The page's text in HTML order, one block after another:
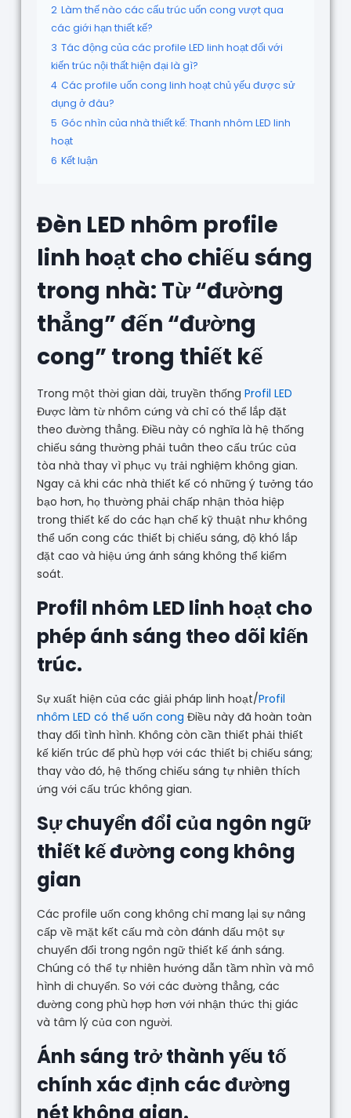
2 Làm thế nào các cấu trúc uốn cong vượt qua
các giới hạn thiết kế?
3 Tác động của các profile LED linh hoạt đối với
kiến trúc nội thất hiện đại là gì?
4 Các profile uốn cong linh hoạt chủ yếu được sử
dụng ở đâu?
5 Góc nhìn của nhà thiết kế: Thanh nhôm LED linh
hoạt
6 Kết luận
Đèn LED nhôm profile
linh hoạt cho chiếu sáng
trong nhà: Từ “đường
thẳng” đến “đường
cong” trong thiết kế
Trong một thời gian dài, truyền thống Profil LED
Được làm từ nhôm cứng và chỉ có thể lắp đặt
theo đường thẳng. Điều này có nghĩa là hệ thống
chiếu sáng thường phải tuân theo cấu trúc của
tòa nhà thay vì phục vụ trải nghiệm không gian.
Ngay cả khi các nhà thiết kế có những ý tưởng táo
bạo hơn, họ thường phải chấp nhận thỏa hiệp
trong thiết kế do các hạn chế kỹ thuật như không
thể uốn cong các thiết bị chiếu sáng, độ khó lắp
đặt cao và hiệu ứng ánh sáng không thể kiểm
soát.
Profil nhôm LED linh hoạt cho
phép ánh sáng theo dõi kiến
trúc.
Sự xuất hiện của các giải pháp linh hoạt/Profil
nhôm LED có thể uốn cong Điều này đã hoàn toàn
thay đổi tình hình. Không còn cần thiết phải thiết
kế kiến trúc để phù hợp với các thiết bị chiếu sáng;
thay vào đó, hệ thống chiếu sáng tự nhiên thích
ứng với cấu trúc không gian.
Sự chuyển đổi của ngôn ngữ
thiết kế đường cong không
gian
Các profile uốn cong không chỉ mang lại sự nâng
cấp về mặt kết cấu mà còn đánh dấu một sự
chuyển đổi trong ngôn ngữ thiết kế ánh sáng.
Chúng có thể tự nhiên hướng dẫn tầm nhìn và mô
hình di chuyển. So với các đường thẳng, các
đường cong phù hợp hơn với nhận thức thị giác
và tâm lý của con người.
Ánh sáng trở thành yếu tố
chính xác định các đường
nét không gian.